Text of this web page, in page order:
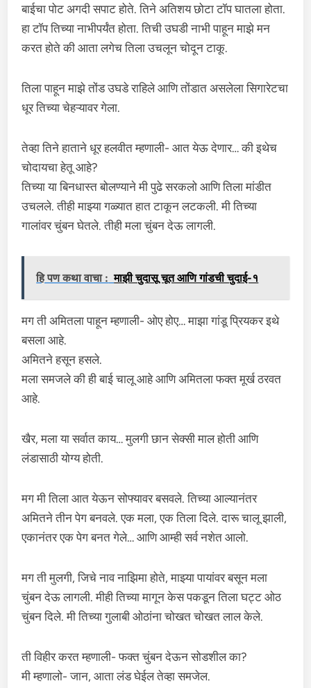
बाईचा पोट अगदी सपाट होते. तिने अतिशय छोटा टॉप घातला होता.
हा टॉप तिच्या नाभीपर्यंत होता. तिची उघडी नाभी पाहून माझे मन
करत होते की आता लगेच तिला उचलून चोदून टाकू.
तिला पाहून माझे तोंड उघडे राहिले आणि तोंडात असलेला सिगारेटचा
धूर तिच्या चेहऱ्यावर गेला.
तेव्हा तिने हाताने धूर हलवीत म्हणाली- आत येऊ देणार… की इथेच
चोदायचा हेतू आहे?
तिच्या या बिनधास्त बोलण्याने मी पुढे सरकलो आणि तिला मांडीत
उचलले. तीही माझ्या गळ्यात हात टाकून लटकली. मी तिच्या
गालांवर चुंबन घेतले. तीही मला चुंबन देऊ लागली.
हि पण कथा वाचा : माझी चुदासू चूत आणि गांडची चुदाई-१
मग ती अमितला पाहून म्हणाली- ओए होए… माझा गांडू प्रियकर इथे
बसला आहे.
अमितने हसून हसले.
मला समजले की ही बाई चालू आहे आणि अमितला फक्त मूर्ख ठरवत
आहे.
खैर, मला या सर्वात काय… मुलगी छान सेक्सी माल होती आणि
लंडासाठी योग्य होती.
मग मी तिला आत येऊन सोफ्यावर बसवले. तिच्या आल्यानंतर
अमितने तीन पेग बनवले. एक मला, एक तिला दिले. दारू चालू झाली,
एकानंतर एक पेग बनत गेले… आणि आम्ही सर्व नशेत आलो.
मग ती मुलगी, जिचे नाव नाझिमा होते, माझ्या पायांवर बसून मला
चुंबन देऊ लागली. मीही तिच्या मागून केस पकडून तिला घट्ट ओठ
चुंबन दिले. मी तिच्या गुलाबी ओठांना चोखत चोखत लाल केले.
ती विहीर करत म्हणाली- फक्त चुंबन देऊन सोडशील का?
मी म्हणालो- जान, आता लंड घेईल तेव्हा समजेल.